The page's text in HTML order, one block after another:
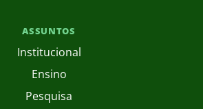
ASSUNTOS
Institucional
Ensino
Pesquisa